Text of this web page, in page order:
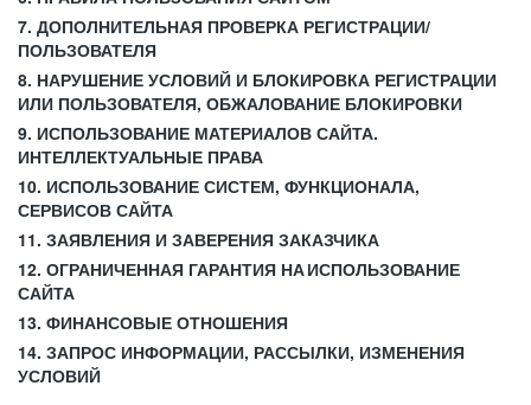
7. ДОПОЛНИТЕЛЬНАЯ ПРОВЕРКА РЕГИСТРАЦИИ/
ПОЛЬЗОВАТЕЛЯ
8. НАРУШЕНИЕ УСЛОВИЙ И БЛОКИРОВКА РЕГИСТРАЦИИ
ИЛИ ПОЛЬЗОВАТЕЛЯ, ОБЖАЛОВАНИЕ БЛОКИРОВКИ
9. ИСПОЛЬЗОВАНИЕ МАТЕРИАЛОВ САЙТА.
ИНТЕЛЛЕКТУАЛЬНЫЕ ПРАВА
10. ИСПОЛЬЗОВАНИЕ СИСТЕМ, ФУНКЦИОНАЛА,
СЕРВИСОВ САЙТА
11. ЗАЯВЛЕНИЯ И ЗАВЕРЕНИЯ ЗАКАЗЧИКА
12. ОГРАНИЧЕННАЯ ГАРАНТИЯ НА ИСПОЛЬЗОВАНИЕ
САЙТА
13. ФИНАНСОВЫЕ ОТНОШЕНИЯ
14. ЗАПРОС ИНФОРМАЦИИ, РАССЫЛКИ, ИЗМЕНЕНИЯ
УСЛОВИЙ